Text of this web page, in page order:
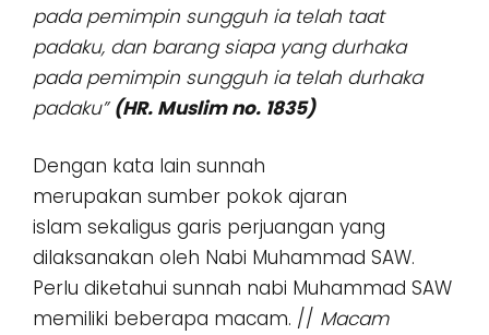
pada pemimpin sungguh ia telah taat
padaku, dan barang siapa yang durhaka
pada pemimpin sungguh ia telah durhaka
padaku” (HR. Muslim no. 1835)
Dengan kata lain sunnah
merupakan sumber pokok ajaran
islam sekaligus garis perjuangan yang
dilaksanakan oleh Nabi Muhammad SAW.
Perlu diketahui sunnah nabi Muhammad SAW
memiliki beberapa macam. // Macam